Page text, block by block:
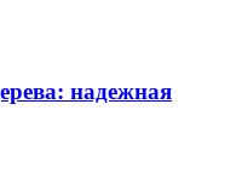
надежная